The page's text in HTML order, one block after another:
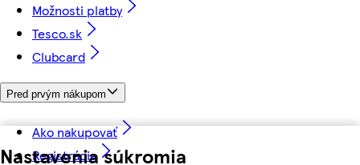
Nastavenia súkromia
Možnosti platby
Tesco.sk
Clubcard
Pred prvým nákupom
Ako nakupovať
Registrácia